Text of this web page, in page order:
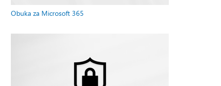
Obuka za Microsoft 365